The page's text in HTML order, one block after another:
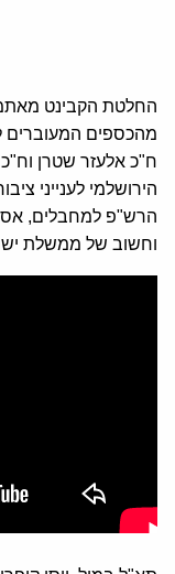
החלטת הקבינט
מהכספים המעוברים
ח"כ אלעזר שטרן
הירושלמי לענייני
הרש"פ למחבלים,
וחשוב של ממשלת